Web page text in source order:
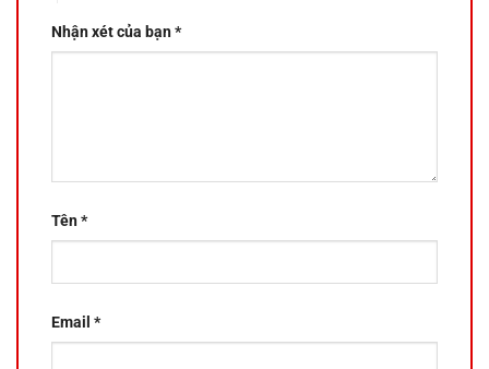
Nhận xét của bạn*
Tên*
Email *